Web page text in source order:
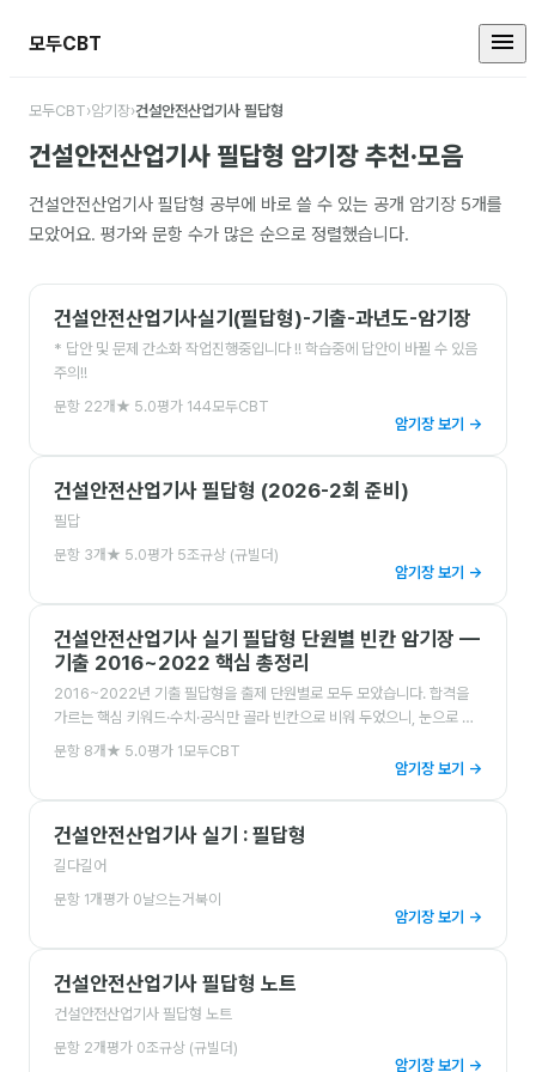
모두CBT
건설안전산업기사 필답형 암기장
모두CBT›암기장›건설안전산업기사 필답형
건설안전산업기사 필답형 암기장 추천·모음
건설안전산업기사 필답형 공부에 바로 쓸 수 있는 공개 암기장 5개를
모았어요. 평가와 문항 수가 많은 순으로 정렬했습니다.
건설안전산업기사실기(필답형)-기출-과년도-암기장
* 답안 및 문제 간소화 작업진행중입니다 !! 학습중에 답안이 바뀔 수 있음
주의!!
문항 22개 ★ 5.0평가 144모두CBT
암기장 보기 →
건설안전산업기사 필답형 (2026-2회 준비)
필답
문항 3개 ★ 5.0평가 5조규상 (규빌더)
암기장 보기 →
건설안전산업기사 실기 필답형 단원별 빈칸 암기장 —
기출 2016~2022 핵심 총정리
2016~2022년 기출 필답형을 출제 단원별로 모두 모았습니다. 합격을
가르는 핵심 키워드·수치·공식만 골라 빈칸으로 비워 두었으니, 눈으로 읽
지 말고 직접 채우며 외워 보세요. 8개 단원·빈칸카드 193개로 시험 직전
문항 8개 ★ 5.0평가 1모두CBT
암기장 보기 →
건설안전산업기사 실기 : 필답형
길다길어
문항 1개 평가 0날으는거북이
암기장 보기 →
건설안전산업기사 필답형 노트
건설안전산업기사 필답형 노트
문항 2개 평가 0조규상 (규빌더)
암기장 보기 →